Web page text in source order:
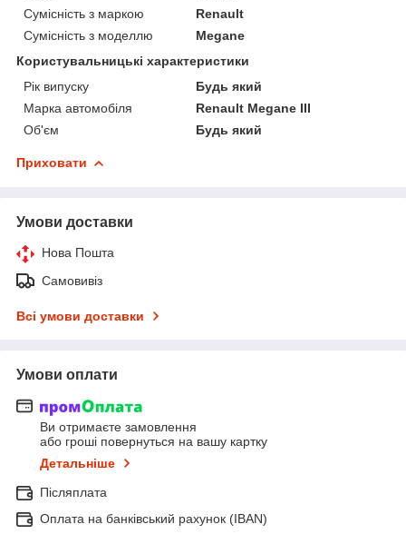
Сумісність з маркою
Renault
Сумісність з моделлю
Megane
Користувальницькі характеристики
Рік випуску
Будь який
Марка автомобіля
Renault Megane III
Об'єм
Будь який
Приховати
Умови доставки
Нова Пошта
Самовивіз
Всі умови доставки
Умови оплати
Ви отримаєте замовлення
або гроші повернуться на вашу картку
Детальніше
Післяплата
Оплата на банківський рахунок (IBAN)